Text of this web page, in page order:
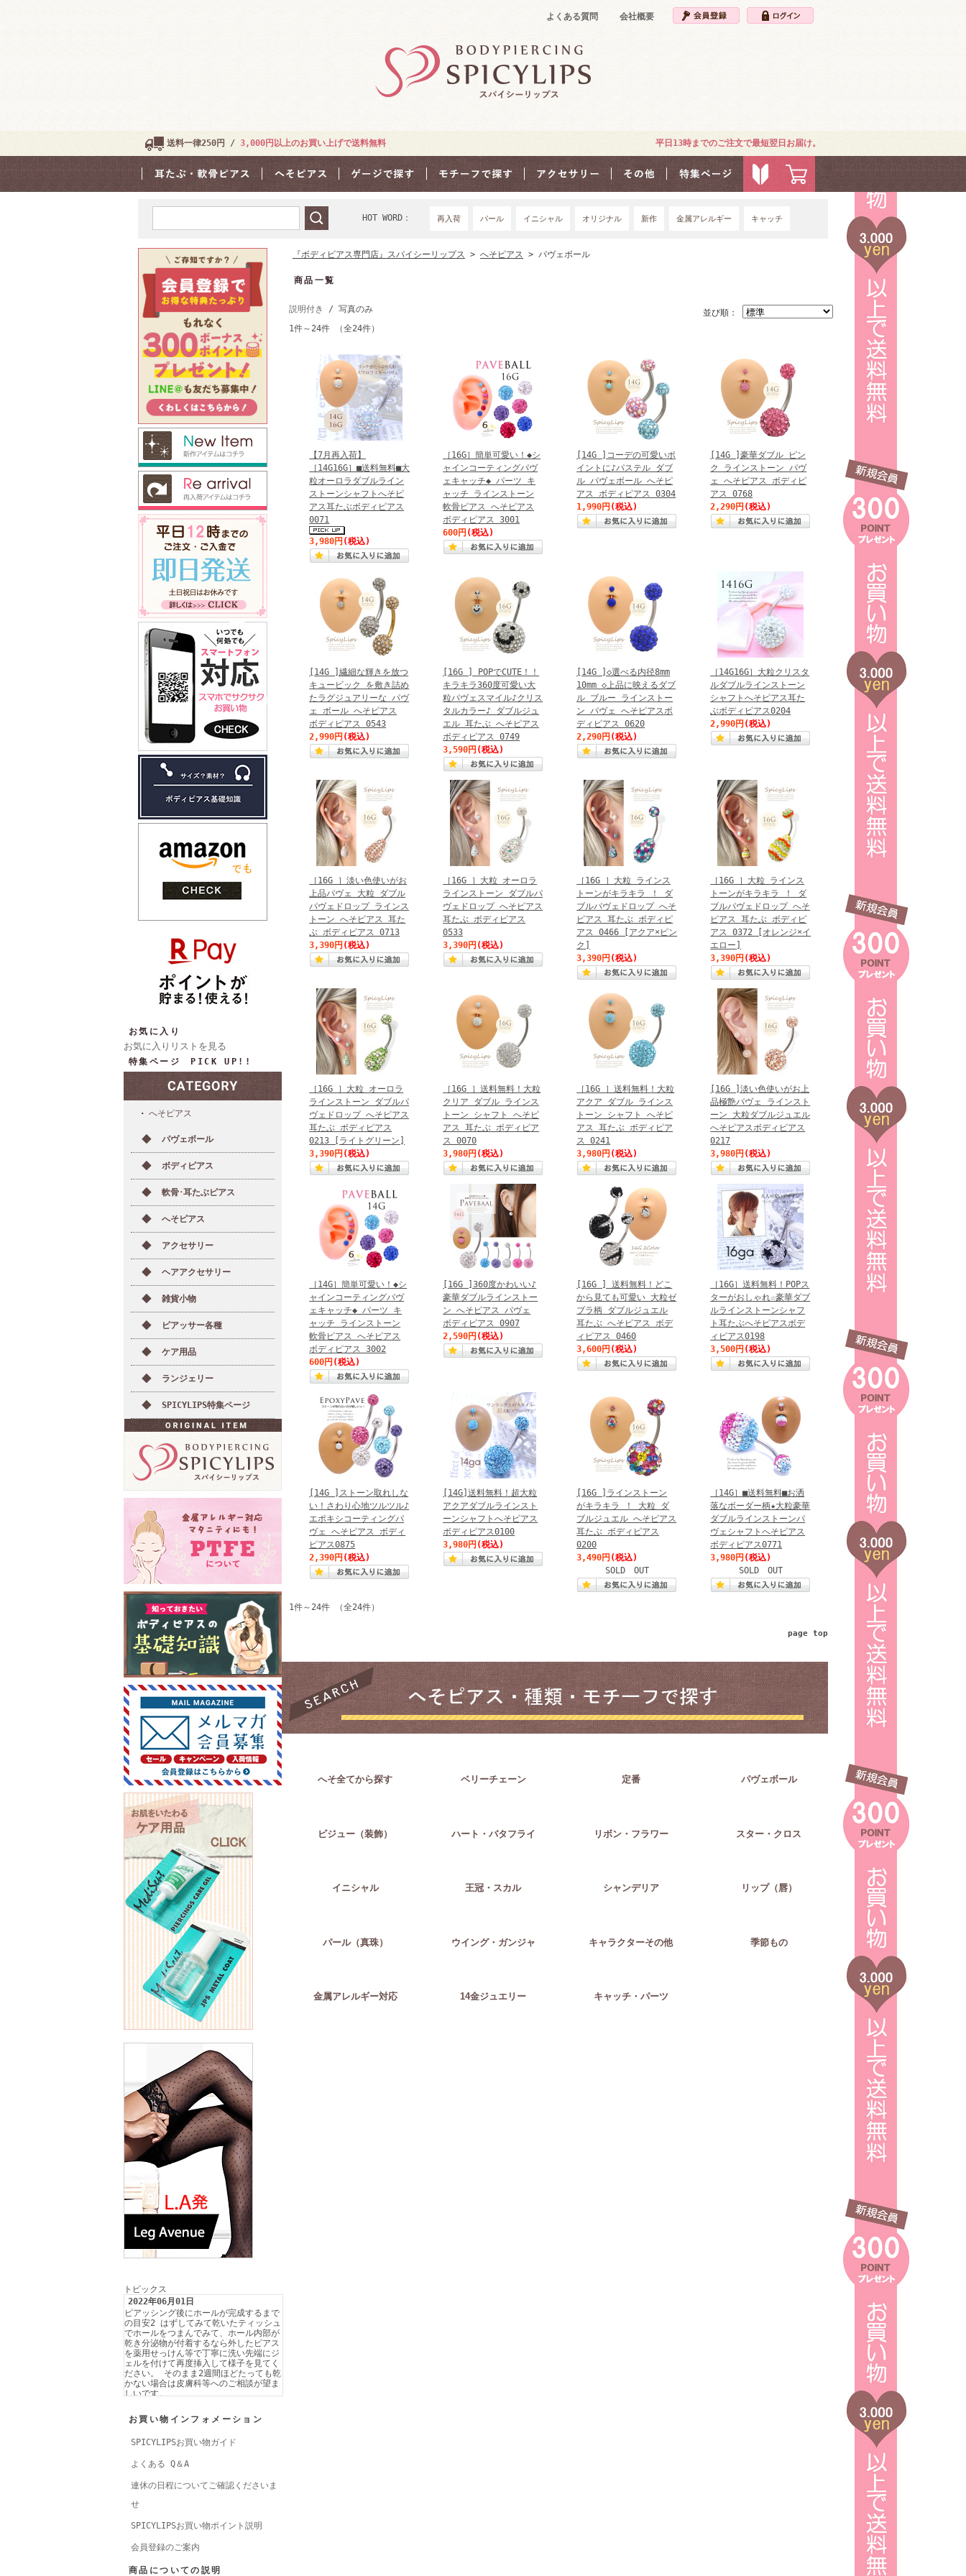
よくある質問 会社概要
送料一律250円 / 3,000円以上のお買い上げで送料無料 平日13時までのご注文で最短翌日お届け。
HOT WORD： 再入荷 パール イニシャル オリジナル 新作 金属アレルギー キャッチ
お気に入り
お気に入りリストを見る
特集ページ PICK UP!!
へそピアス
パヴェボール
ボディピアス
軟骨･耳たぶピアス
へそピアス
アクセサリー
ヘアアクセサリー
雑貨小物
ピアッサー各種
ケア用品
ランジェリー
SPICYLIPS特集ページ
トピックス
2022年06月01日
ピアッシング後にホールが完成するまで
の目安2 はずしてみて乾いたティッシュ
でホールをつまんでみて、ホール内部が
乾き分泌物が付着するなら外したピアス
を薬用せっけん等で丁寧に洗い先端にジ
ェルを付けて再度挿入して様子を見てく
ださい。 そのまま2週間ほどたっても乾
かない場合は皮膚科等へのご相談が望ま
しいです。
ピアッシング後にホールが完成するまで
の目安1 耳たぶが薄い場合は4週間ほ
ど・厚い場合は軟骨などは6週間程が目
安です。
2022年01月17日
ピアッサー等でピアッシングした当日の
入浴は？？ 普通に入浴しても問題あり
ません。入浴時にはジェルできちんとア
フターケアをしてください。 石鹸やシ
ャンプーがピアス周辺についた場合は入
念に洗い流してください。
2021年12月26日
洋服の隙間からちらりと見えるへそピア
スは、おしゃれで可愛いものです。デザ
インも豊富で、その時の気分によって付
け替えることも出来ます。いろいろなデ
お買い物インフォメーション
SPICYLIPSお買い物ガイド
よくある Q＆A
連休の日程についてご確認くださいま
せ
SPICYLIPSお買い物ポイント説明
会員登録のご案内
商品についての説明
『ボディピアス専門店』スパイシーリップス > へそピアス > パヴェボール
商品一覧
並び順：
説明付き
/ 写真のみ
1件～24件 （全24件）
【7月再入荷】
［14G16G］■送料無料■大
粒オーロラダブルライン
ストーンシャフトへそピ
アス耳たぶボディピアス
0071
3,980円 (税込)
［16G］簡単可愛い！◆シ
ャインコーティングパヴ
ェキャッチ◆ パーツ キ
ャッチ ラインストーン
軟骨ピアス へそピアス
ボディピアス 3001
600円 (税込)
[14G ]コーデの可愛いポ
イントに♪パステル ダブ
ル パヴェボール へそピ
アス ボディピアス 0304
1,990円 (税込)
[14G ]豪華ダブル ピン
ク ラインストーン パヴ
ェ へそピアス ボディピ
アス 0768
2,290円 (税込)
[14G ]繊細な輝きを放つ
キュービック を敷き詰め
たラグジュアリーな パヴ
ェ ボール へそピアス
ボディピアス 0543
2,990円 (税込)
[16G ] POPでCUTE！！
キラキラ360度可愛い大
粒パヴェスマイル♪クリス
タルカラー♪ ダブルジュ
エル 耳たぶ へそピアス
ボディピアス 0749
3,590円 (税込)
[14G ]◇選べる内径8mm
10mm ◇上品に映えるダブ
ル ブルー ラインストー
ン パヴェ へそピアスボ
ディピアス 0620
2,290円 (税込)
［14G16G］大粒クリスタ
ルダブルラインストーン
シャフトへそピアス耳た
ぶボディピアス0204
2,990円 (税込)
［16G ］淡い色使いがお
上品パヴェ 大粒 ダブル
パヴェドロップ ラインス
トーン へそピアス 耳た
ぶ ボディピアス 0713
3,390円 (税込)
［16G ］大粒 オーロラ
ラインストーン ダブルパ
ヴェドロップ へそピアス
耳たぶ ボディピアス
0533
3,390円 (税込)
［16G ］大粒 ラインス
トーンがキラキラ ！ ダ
ブルパヴェドロップ へそ
ピアス 耳たぶ ボディピ
アス 0466 [アクア×ピン
ク]
3,390円 (税込)
［16G ］大粒 ラインス
トーンがキラキラ ！ ダ
ブルパヴェドロップ へそ
ピアス 耳たぶ ボディピ
アス 0372 [オレンジ×イ
エロー]
3,390円 (税込)
［16G ］大粒 オーロラ
ラインストーン ダブルパ
ヴェドロップ へそピアス
耳たぶ ボディピアス
0213 [ライトグリーン]
3,390円 (税込)
［16G ］送料無料！大粒
クリア ダブル ラインス
トーン シャフト へそピ
アス 耳たぶ ボディピア
ス 0070
3,980円 (税込)
［16G ］送料無料！大粒
アクア ダブル ラインス
トーン シャフト へそピ
アス 耳たぶ ボディピア
ス 0241
3,980円 (税込)
[16G ]淡い色使いがお上
品極艶パヴェ ラインスト
ーン 大粒ダブルジュエル
へそピアスボディピアス
0217
3,980円 (税込)
［14G］簡単可愛い！◆シ
ャインコーティングパヴ
ェキャッチ◆ パーツ キ
ャッチ ラインストーン
軟骨ピアス へそピアス
ボディピアス 3002
600円 (税込)
[16G ]360度かわいい♪
豪華ダブルラインストー
ン へそピアス パヴェ
ボディピアス 0907
2,590円 (税込)
[16G ] 送料無料！どこ
から見ても可愛い 大粒ゼ
ブラ柄 ダブルジュエル
耳たぶ へそピアス ボデ
ィピアス 0460
3,600円 (税込)
［16G］送料無料！POPス
ターがおしゃれ☆豪華ダブ
ルラインストーンシャフ
ト耳たぶへそピアスボデ
ィピアス0198
3,500円 (税込)
[14G ]ストーン取れしな
い！さわり心地ツルツル♪
エポキシコーティングパ
ヴェ へそピアス ボディ
ピアス0875
2,390円 (税込)
[14G]送料無料！超大粒
アクアダブルラインスト
ーンシャフトへそピアス
ボディピアス0100
3,980円 (税込)
[16G ]ラインストーン
がキラキラ ！ 大粒 ダ
ブルジュエル へそピアス
耳たぶ ボディピアス
0200
3,490円 (税込)
SOLD OUT
［14G］■送料無料■お洒
落なボーダー柄★大粒豪華
ダブルラインストーンパ
ヴェシャフトへそピアス
ボディピアス0771
3,980円 (税込)
SOLD OUT
1件～24件 （全24件）
page top
へそ全てから探す ベリーチェーン 定番 パヴェボール
ビジュー（装飾） ハート・バタフライ リボン・フラワー スター・クロス
イニシャル 王冠・スカル シャンデリア リップ（唇）
パール（真珠） ウイング・ガンジャ キャラクターその他 季節もの
金属アレルギー対応 14金ジュエリー キャッチ・パーツ